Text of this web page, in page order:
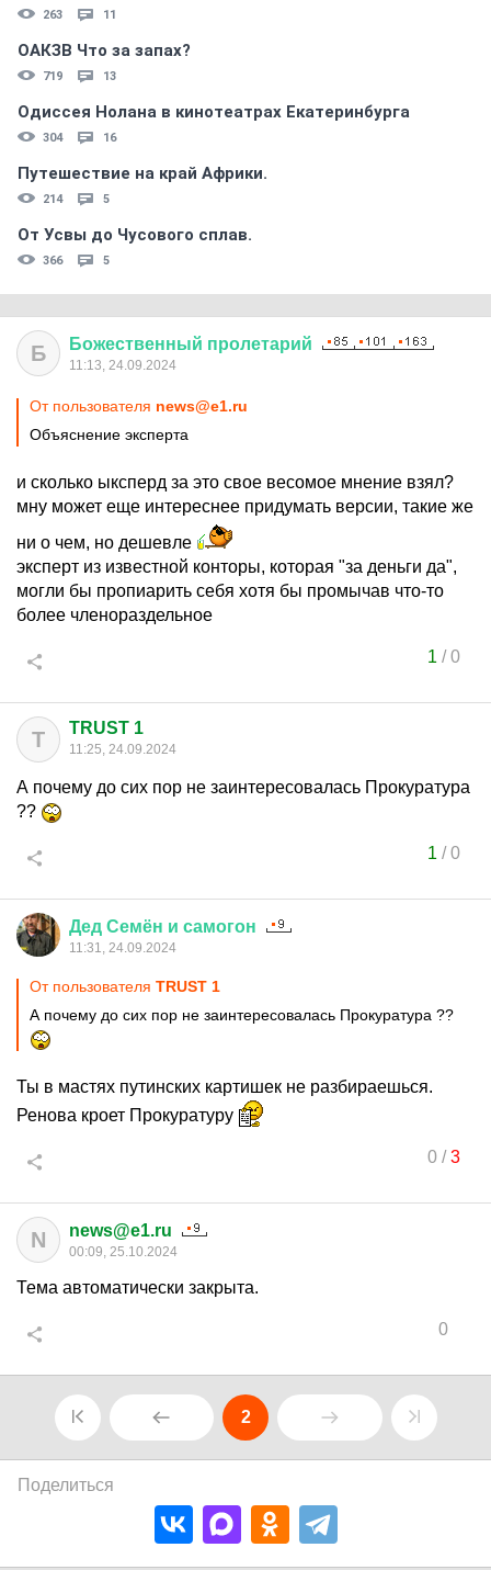
263 11
ОАКЗВ Что за запах?
719 13
Одиссея Нолана в кинотеатрах Екатеринбурга
304 16
Путешествие на край Африки.
214 5
От Усвы до Чусового сплав.
366 5
Б Божественный пролетарий
11:13, 24.09.2024
От пользователя news@e1.ru
Объяснение эксперта
и сколько ыксперд за это свое весомое мнение взял?
мну может еще интереснее придумать версии, такие же
ни о чем, но дешевле
эксперт из известной конторы, которая "за деньги да",
могли бы пропиарить себя хотя бы промычав что-то
более членораздельное
1 /0
T TRUST 1
11:25, 24.09.2024
А почему до сих пор не заинтересовалась Прокуратура
??
1 /0
Дед Семён и самогон
11:31, 24.09.2024
От пользователя TRUST 1
А почему до сих пор не заинтересовалась Прокуратура ??
Ты в мастях путинских картишек не разбираешься.
Ренова кроет Прокуратуру
0/3
N news@e1.ru
00:09, 25.10.2024
Тема автоматически закрыта.
0
2
Поделиться